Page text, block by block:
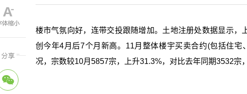
楼市气氛向好，连带交投跟随增加。土地注册处数据显示，
创今年4月后7个月新高。11月整体楼宇买卖合约(包括住
况，宗数较10月5857宗，上升31.3%，对比去年同期3532宗